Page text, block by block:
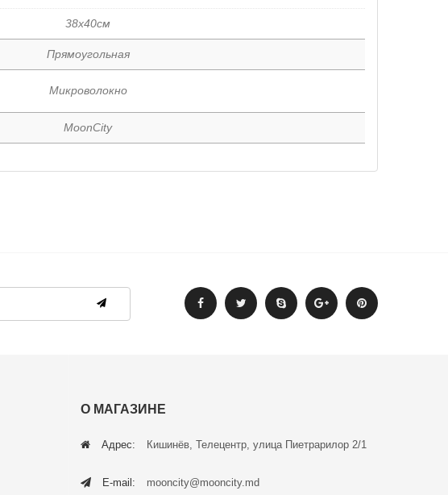
38x40см
Прямоугольная
Микроволокно
MoonCity
О МАГАЗИНЕ
Адрес: Кишинёв, Телецентр, улица Пиетрарилор 2/1
E-mail: mooncity@mooncity.md